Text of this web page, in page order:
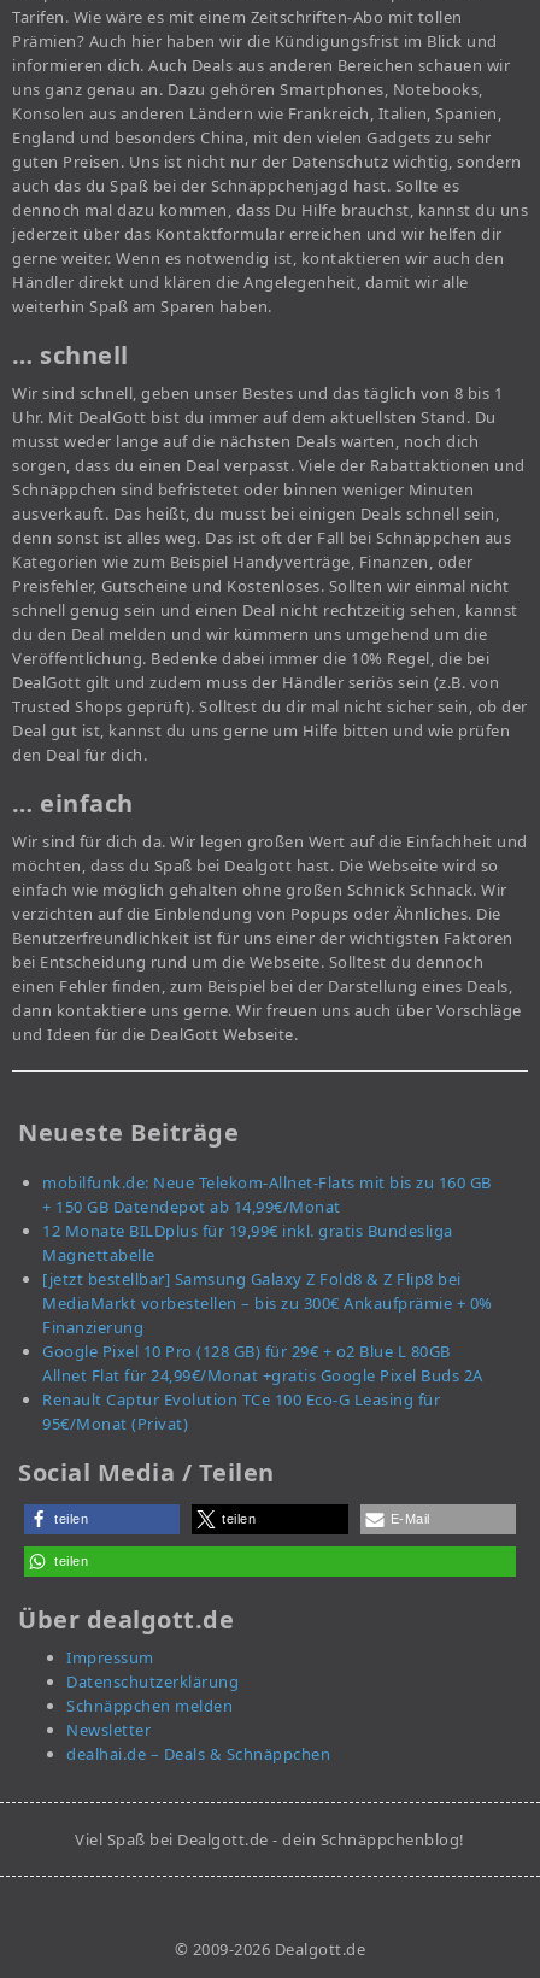
Tarifen. Wie wäre es mit einem Zeitschriften-Abo mit tollen
Prämien? Auch hier haben wir die Kündigungsfrist im Blick und
informieren dich. Auch Deals aus anderen Bereichen schauen wir
uns ganz genau an. Dazu gehören Smartphones, Notebooks,
Konsolen aus anderen Ländern wie Frankreich, Italien, Spanien,
England und besonders China, mit den vielen Gadgets zu sehr
guten Preisen. Uns ist nicht nur der Datenschutz wichtig, sondern
auch das du Spaß bei der Schnäppchenjagd hast. Sollte es
dennoch mal dazu kommen, dass Du Hilfe brauchst, kannst du uns
jederzeit über das Kontaktformular erreichen und wir helfen dir
gerne weiter. Wenn es notwendig ist, kontaktieren wir auch den
Händler direkt und klären die Angelegenheit, damit wir alle
weiterhin Spaß am Sparen haben.
… schnell
Wir sind schnell, geben unser Bestes und das täglich von 8 bis 1
Uhr. Mit DealGott bist du immer auf dem aktuellsten Stand. Du
musst weder lange auf die nächsten Deals warten, noch dich
sorgen, dass du einen Deal verpasst. Viele der Rabattaktionen und
Schnäppchen sind befristetet oder binnen weniger Minuten
ausverkauft. Das heißt, du musst bei einigen Deals schnell sein,
denn sonst ist alles weg. Das ist oft der Fall bei Schnäppchen aus
Kategorien wie zum Beispiel Handyverträge, Finanzen, oder
Preisfehler, Gutscheine und Kostenloses. Sollten wir einmal nicht
schnell genug sein und einen Deal nicht rechtzeitig sehen, kannst
du den Deal melden und wir kümmern uns umgehend um die
Veröffentlichung. Bedenke dabei immer die 10% Regel, die bei
DealGott gilt und zudem muss der Händler seriös sein (z.B. von
Trusted Shops geprüft). Solltest du dir mal nicht sicher sein, ob der
Deal gut ist, kannst du uns gerne um Hilfe bitten und wie prüfen
den Deal für dich.
… einfach
Wir sind für dich da. Wir legen großen Wert auf die Einfachheit und
möchten, dass du Spaß bei Dealgott hast. Die Webseite wird so
einfach wie möglich gehalten ohne großen Schnick Schnack. Wir
verzichten auf die Einblendung von Popups oder Ähnliches. Die
Benutzerfreundlichkeit ist für uns einer der wichtigsten Faktoren
bei Entscheidung rund um die Webseite. Solltest du dennoch
einen Fehler finden, zum Beispiel bei der Darstellung eines Deals,
dann kontaktiere uns gerne. Wir freuen uns auch über Vorschläge
und Ideen für die DealGott Webseite.
Neueste Beiträge
mobilfunk.de: Neue Telekom-Allnet-Flats mit bis zu 160 GB
+ 150 GB Datendepot ab 14,99€/Monat
12 Monate BILDplus für 19,99€ inkl. gratis Bundesliga
Magnettabelle
[jetzt bestellbar] Samsung Galaxy Z Fold8 & Z Flip8 bei
MediaMarkt vorbestellen – bis zu 300€ Ankaufprämie + 0%
Finanzierung
Google Pixel 10 Pro (128 GB) für 29€ + o2 Blue L 80GB
Allnet Flat für 24,99€/Monat +gratis Google Pixel Buds 2A
Renault Captur Evolution TCe 100 Eco-G Leasing für
95€/Monat (Privat)
Social Media / Teilen
teilen teilen E-Mail
teilen
Über dealgott.de
Impressum
Datenschutzerklärung
Schnäppchen melden
Newsletter
dealhai.de – Deals & Schnäppchen
Viel Spaß bei Dealgott.de - dein Schnäppchenblog!
© 2009-2026 Dealgott.de